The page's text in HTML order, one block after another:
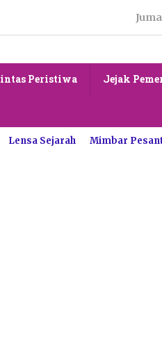
Peristiwa Jejak
Lensa Sejarah Mimbar